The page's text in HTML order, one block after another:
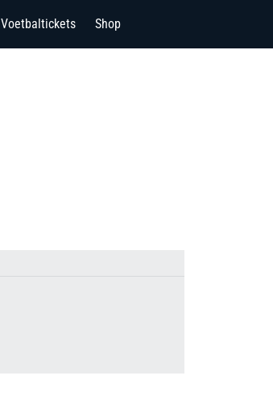
Voetbaltickets Shop